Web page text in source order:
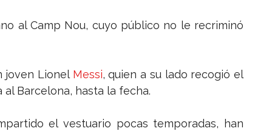
al Camp Nou, cuyo público no le recriminó
joven Lionel Messi, quien a su lado recogió el
Barcelona, hasta la fecha.
el vestuario pocas temporadas, han